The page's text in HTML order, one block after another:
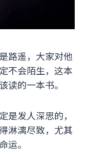
路遥，大家对他
不会陌生，这本
读的一本书。
是发人深思的，
淋漓尽致，尤其
运。